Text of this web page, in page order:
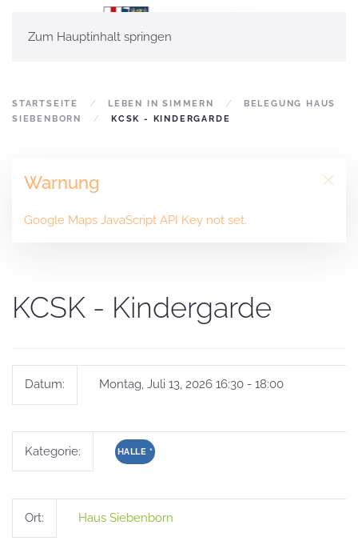
Zum Hauptinhalt springen
STARTSEITE LEBEN IN SIMMERN
BELEGUNG HAUS
SIEBENBORN
KCSK - KINDERGARDE
Warnung
Google Maps JavaScript API Key not set.
KCSK - Kindergarde
Datum: Montag, Juli 13, 2026 16:30 - 18:00
Kategorie: HALLE *
Ort: Haus Siebenborn